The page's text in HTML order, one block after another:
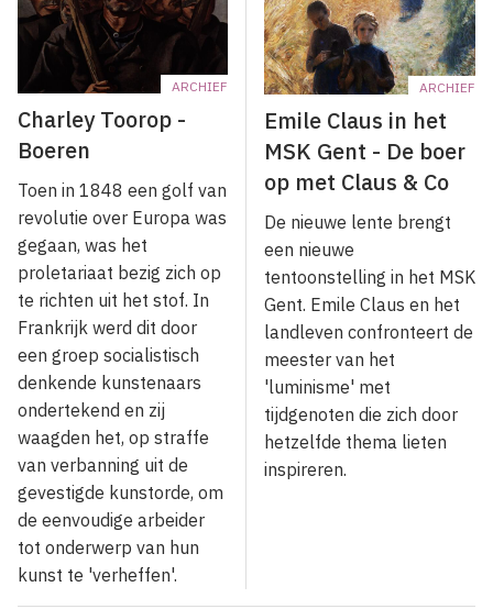
ARCHIEF
Charley Toorop -
Boeren
Toen in 1848 een golf van
revolutie over Europa was
gegaan, was het
proletariaat bezig zich op
te richten uit het stof. In
Frankrijk werd dit door
een groep socialistisch
denkende kunstenaars
ondertekend en zij
waagden het, op straffe
van verbanning uit de
gevestigde kunstorde, om
de eenvoudige arbeider
tot onderwerp van hun
kunst te 'verheffen'.
ARCHIEF
Emile Claus in het
MSK Gent - De boer
op met Claus & Co
De nieuwe lente brengt
een nieuwe
tentoonstelling in het MSK
Gent. Emile Claus en het
landleven confronteert de
meester van het
'luminisme' met
tijdgenoten die zich door
hetzelfde thema lieten
inspireren.